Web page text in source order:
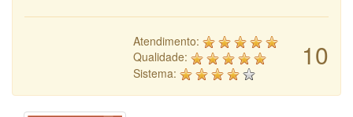
10
Atendimento:
Qualidade:
Sistema: